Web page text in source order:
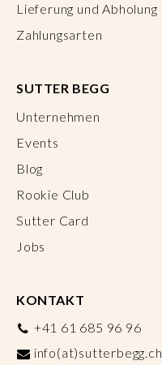
Lieferung und Abholung
Zahlungsarten
SUTTER BEGG
Unternehmen
Events
Blog
Rookie Club
Sutter Card
Jobs
KONTAKT
+41 61 685 96 96
info(at)sutterbegg.ch